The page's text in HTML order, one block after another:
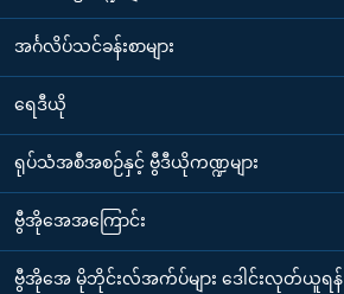
အင်္ဂလိပ်သင်ခန်းစာများ
ရေဒီယို
ရုပ်သံအစီအစဉ်နှင့် ဗွီဒီယိုကဏ္ဍများ
ဗွီအိုအေအကြောင်း
ဗွီအိုအေ မိုဘိုင်းလ်အက်ပ်များ ဒေါင်းလုတ်ယူရန်